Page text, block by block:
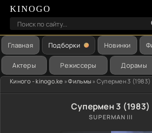
KINOGO
Главная Подборки Новинки
Актеры Режиссеры Дорамы
Киного - kinogo.ke »Фильмы» Супермен 3 (1983)
Супермен 3 (1983)
SUPERMAN III